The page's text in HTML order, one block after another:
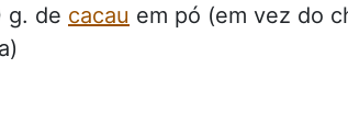
g. de cacau em pó (em vez do